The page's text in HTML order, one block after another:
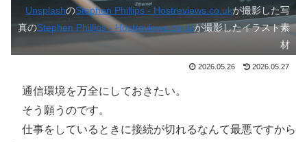
UnsplashのStephen Phillips - Hostreviews.co.ukが撮影した写
真のStephen Phillips - Hostreviews.co.ukが撮影したイラスト素
材
2026.05.26 2026.05.27
通信環境を万全にしておきたい。
そう願うのです。
仕事をしているときに接続が切れるなんて最悪ですから